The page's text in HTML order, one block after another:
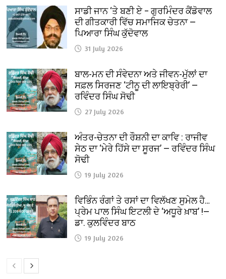
ਸਾਡੀ ਜਾਨ ‘ਤੇ ਬਣੀ ਏ – ਗੁਰਮਿੰਦਰ ਕੈਂਡੋਵਾਲ
ਦੀ ਗੀਤਕਾਰੀ ਵਿੱਚ ਸਮਾਜਿਕ ਚੇਤਨਾ —
ਪਿਆਰਾ ਸਿੰਘ ਕੁੱਦੋਵਾਲ
31 July 2026
ਬਾਲ-ਮਨ ਦੀ ਸੰਵੇਦਨਾ ਅਤੇ ਜੀਵਨ-ਮੁੱਲਾਂ ਦਾ
ਸਫ਼ਲ ਸਿਰਜਣ ‘ਟੀਨੂ ਦੀ ਲਾਇਬ੍ਰੇਰੀ’ —
ਰਵਿੰਦਰ ਸਿੰਘ ਸੋਢੀ
27 July 2026
ਅੰਤਰ-ਚੇਤਨਾ ਦੀ ਰੌਸ਼ਨੀ ਦਾ ਕਾਵਿ : ਰਾਜੀਵ
ਸੇਠ ਦਾ ‘ਮੇਰੇ ਹਿੱਸੇ ਦਾ ਸੂਰਜ’ — ਰਵਿੰਦਰ ਸਿੰਘ
ਸੋਢੀ
19 July 2026
ਵਿਭਿੰਨ ਰੰਗਾਂ ਤੇ ਰਸਾਂ ਦਾ ਵਿਲੱਖਣ ਸੁਮੇਲ ਹੈ…
ਪ੍ਰੇਮ ਪਾਲ ਸਿੰਘ ਇਟਲੀ ਦੇ ‘ਅਧੂਰੇ ਖ਼ਾਬ’ !—
ਡਾ. ਕੁਲਵਿੰਦਰ ਬਾਠ
19 July 2026